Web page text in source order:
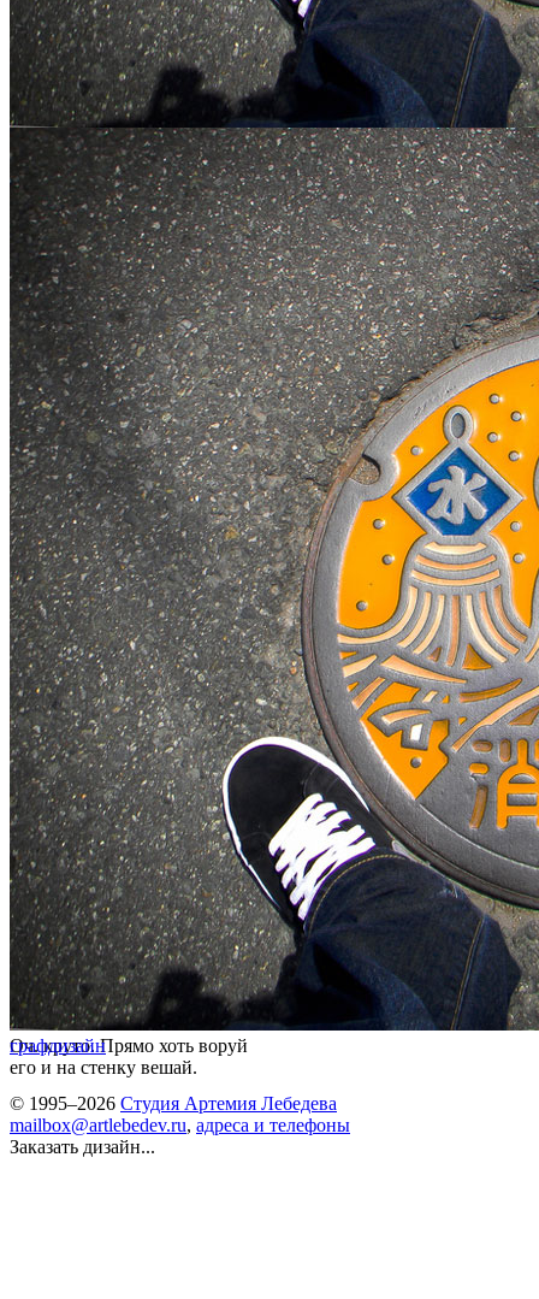
Оч. круто. Прямо хоть воруй
его и на стенку вешай.
графдизайн
© 1995–2026 Студия Артемия Лебедева
mailbox@artlebedev.ru, адреса и телефоны
Заказать дизайн...